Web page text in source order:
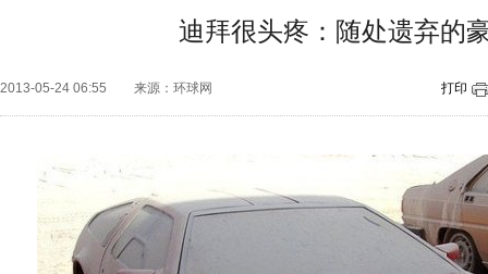
迪拜很头疼：随处遗弃的
2013-05-24 06:55 来源：环球网 打印